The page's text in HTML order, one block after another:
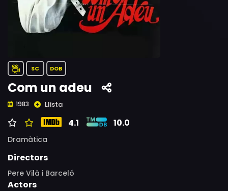
SC DOB
Com un adeu
1983 Llista
4.1 10.0
Dramàtica
Directors
Pere Vilà i Barceló
Actors